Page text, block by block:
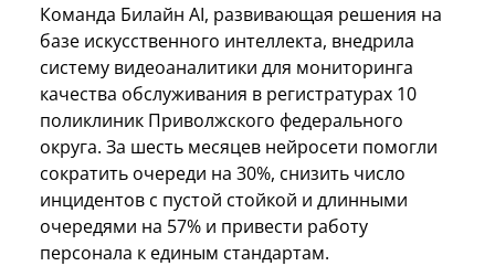
Команда Билайн AI, развивающая решения на
базе искусственного интеллекта, внедрила
систему видеоаналитики для мониторинга
качества обслуживания в регистратурах 10
поликлиник Приволжского федерального
округа. За шесть месяцев нейросети помогли
сократить очереди на 30%, снизить число
инцидентов с пустой стойкой и длинными
очередями на 57% и привести работу
персонала к единым стандартам.